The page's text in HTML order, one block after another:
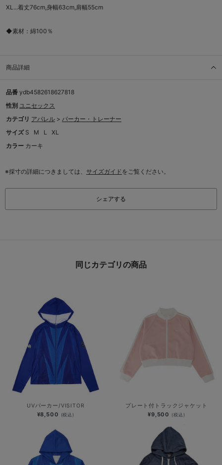
XL...着丈76cm,身幅63cm,肩幅55cm
◆素材：綿100％
商品詳細
品番 ydb4582618627818
性別 ユニセックス
カテゴリ アパレル > パーカー・トレーナー
サイズ S M L
XL
カラー カーキ
※採寸の詳細につきましては、 サイズガイドをご覧ください。
シェアする
同じカテゴリの商品
UVパーカー/VISITOR
¥8,500 (税込)
プレート付トラックジャケット
¥9,500 (税込)